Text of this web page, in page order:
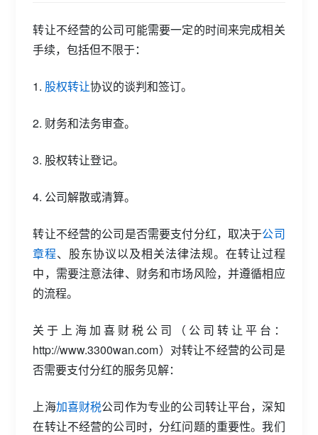
转让不经营的公司可能需要一定的时间来完成相关
手续，包括但不限于：
1. 股权转让协议的谈判和签订。
2. 财务和法务审查。
3. 股权转让登记。
4. 公司解散或清算。
转让不经营的公司是否需要支付分红，取决于公司
章程、股东协议以及相关法律法规。在转让过程
中，需要注意法律、财务和市场风险，并遵循相应
的流程。
关于上海加喜财税公司（公司转让平台：
http://www.3300wan.com）对转让不经营的公司是
否需要支付分红的服务见解：
上海加喜财税公司作为专业的公司转让平台，深知
在转让不经营的公司时，分红问题的重要性。我们